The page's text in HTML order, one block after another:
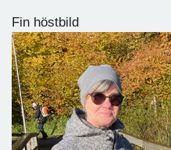
Fin höstbild